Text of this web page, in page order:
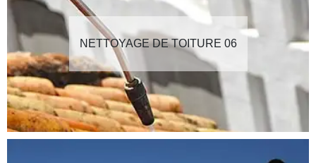
NETTOYAGE DE TOITURE 06